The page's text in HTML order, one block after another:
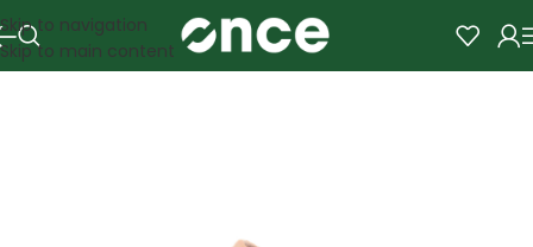
Skip to navigation
Skip to main content